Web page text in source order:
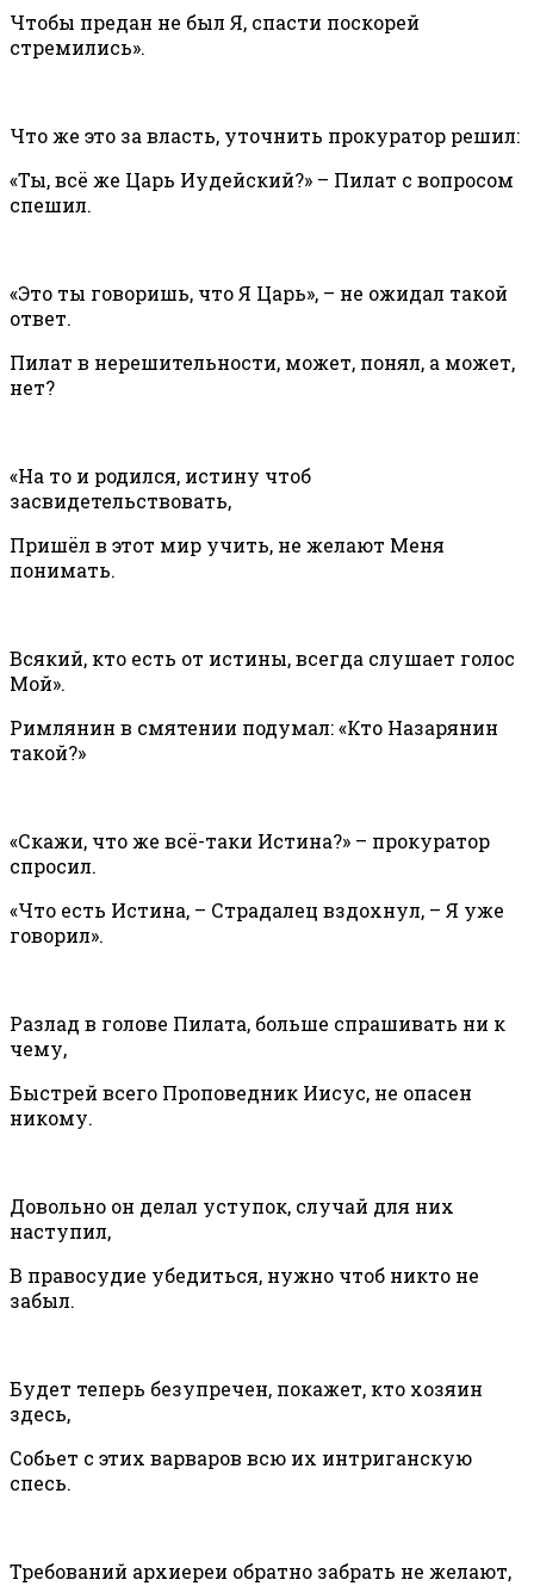
Чтобы предан не был Я, спасти поскорей
стремились».
Что же это за власть, уточнить прокуратор решил:
«Ты, всё же Царь Иудейский?» – Пилат с вопросом
спешил.
«Это ты говоришь, что Я Царь», – не ожидал такой
ответ.
Пилат в нерешительности, может, понял, а может,
нет?
«На то и родился, истину чтоб
засвидетельствовать,
Пришёл в этот мир учить, не желают Меня
понимать.
Всякий, кто есть от истины, всегда слушает голос
Мой».
Римлянин в смятении подумал: «Кто Назарянин
такой?»
«Скажи, что же всё-таки Истина?» – прокуратор
спросил.
«Что есть Истина, – Страдалец вздохнул, – Я уже
говорил».
Разлад в голове Пилата, больше спрашивать ни к
чему,
Быстрей всего Проповедник Иисус, не опасен
никому.
Довольно он делал уступок, случай для них
наступил,
В правосудие убедиться, нужно чтоб никто не
забыл.
Будет теперь безупречен, покажет, кто хозяин
здесь,
Собьет с этих варваров всю их интриганскую
спесь.
Требований архиереи обратно забрать не желают,